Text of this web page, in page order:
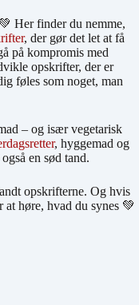
Her finder du nemme,
, der gør det let at få
på kompromis med
opskrifter, der er
føles som noget, man
– og især vegetarisk
, hyggemad og
en sød tand.
opskrifterne. Og hvis
høre, hvad du synes 💚